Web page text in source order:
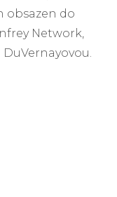
obsazen do
Network,